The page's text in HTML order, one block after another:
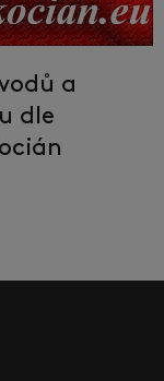
a
dle